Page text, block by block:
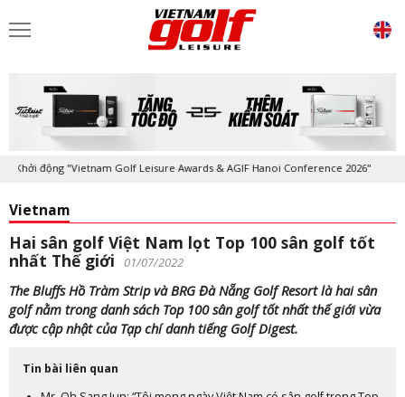
động "Vietnam Golf Leisure Awards & AGIF Hanoi Conference 2026"
Vietnam
Hai sân golf Việt Nam lọt Top 100 sân golf tốt
nhất Thế giới
01/07/2022
The Bluffs Hồ Tràm Strip và BRG Đà Nẵng Golf Resort là hai sân
golf nằm trong danh sách Top 100 sân golf tốt nhất thế giới vừa
được cập nhật của Tạp chí danh tiếng Golf Digest.
Tin bài liên quan